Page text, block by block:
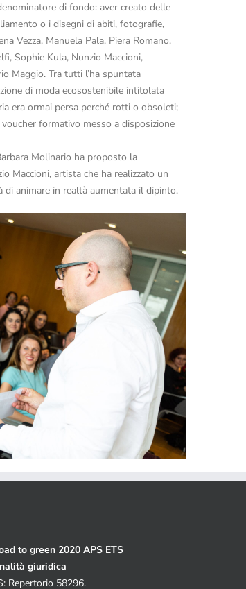
di fondo: aver creato delle
o i disegni di abiti, fotografie,
Vezza, Manuela Pala, Piera Romano,
Sophie Kula, Nunzio Maccioni,
Maggio. Tra tutti l’ha spuntata
di moda ecosostenibile intitolata
era ormai persa perché rotti o obsoleti;
formativo messo a disposizione
Molinario ha proposto la
Maccioni, artista che ha realizzato un
di animare in realtà aumentata il dipinto.
to green 2020 APS ETS
giuridica
Repertorio 58296.